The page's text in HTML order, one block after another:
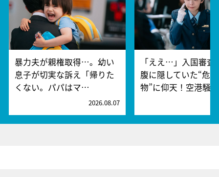
暴力夫が親権取得…。幼い
息子が切実な訴え「帰りた
くない。パパはマ…
2026.08.07
「ええ…」入国審査
腹に隠していた“危
物”に仰天！空港騒